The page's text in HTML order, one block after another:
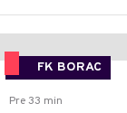
FK BORAC
Pre 33 min